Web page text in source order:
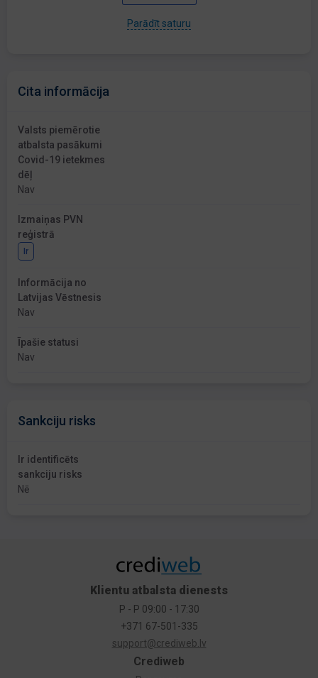
Parādīt saturu
Cita informācija
Valsts piemērotie
atbalsta pasākumi
Covid-19 ietekmes
dēļ
Nav
Izmaiņas PVN
reģistrā
Ir
Informācija no
Latvijas Vēstnesis
Nav
Īpašie statusi
Nav
Sankciju risks
Ir identificēts
sankciju risks
Nē
Crediweb
Klientu atbalsta dienests
P - P 09:00 - 17:30
+371 67-501-335
support@crediweb.lv